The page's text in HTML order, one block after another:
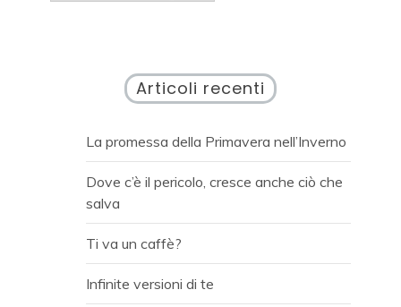
Articoli recenti
La promessa della Primavera nell’Inverno
Dove c’è il pericolo, cresce anche ciò che
salva
Ti va un caffè?
Infinite versioni di te